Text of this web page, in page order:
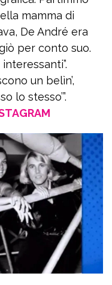
mamma di
De André era
per conto suo.
un belìn’,
lo stesso’”.